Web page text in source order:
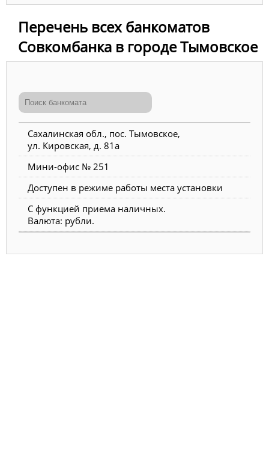
Перечень всех банкоматов
Совкомбанка в городе Тымовское
Сахалинская обл., пос. Тымовское,
ул. Кировская, д. 81а
Мини-офис № 251
Доступен в режиме работы места установки
С функцией приема наличных.
Валюта: рубли.